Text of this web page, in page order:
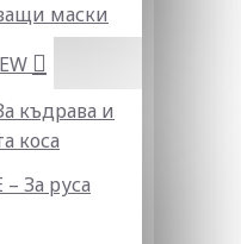
маски
къдрава и
коса
– За руса